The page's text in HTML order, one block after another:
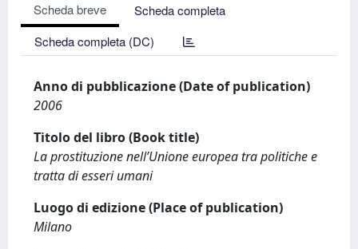
Scheda breve
Scheda completa
Scheda completa (DC)
Anno di pubblicazione (Date of publication)
2006
Titolo del libro (Book title)
La prostituzione nell’Unione europea tra politiche e
tratta di esseri umani
Luogo di edizione (Place of publication)
Milano